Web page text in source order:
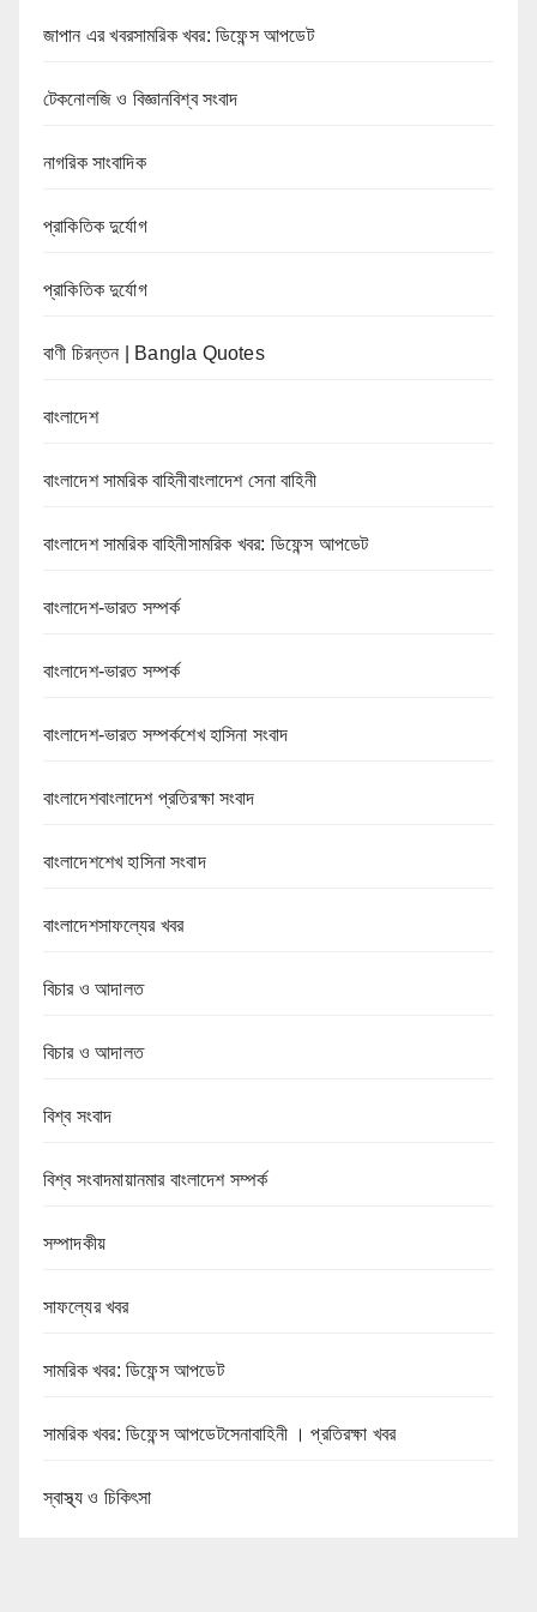
জাপান এর খবরসামরিক খবর: ডিফেন্স আপডেট
টেকনোলজি ও বিজ্ঞানবিশ্ব সংবাদ
নাগরিক সাংবাদিক
প্রাকিতিক দুর্যোগ
প্রাকিতিক দুর্যোগ
বাণী চিরন্তন | Bangla Quotes
বাংলাদেশ
বাংলাদেশ সামরিক বাহিনীবাংলাদেশ সেনা বাহিনী
বাংলাদেশ সামরিক বাহিনীসামরিক খবর: ডিফেন্স আপডেট
বাংলাদেশ-ভারত সম্পর্ক
বাংলাদেশ-ভারত সম্পর্ক
বাংলাদেশ-ভারত সম্পর্কশেখ হাসিনা সংবাদ
বাংলাদেশবাংলাদেশ প্রতিরক্ষা সংবাদ
বাংলাদেশশেখ হাসিনা সংবাদ
বাংলাদেশসাফল্যের খবর
বিচার ও আদালত
বিচার ও আদালত
বিশ্ব সংবাদ
বিশ্ব সংবাদমায়ানমার বাংলাদেশ সম্পর্ক
সম্পাদকীয়
সাফল্যের খবর
সামরিক খবর: ডিফেন্স আপডেট
সামরিক খবর: ডিফেন্স আপডেটসেনাবাহিনী । প্রতিরক্ষা খবর
স্বাস্থ্য ও চিকিৎসা